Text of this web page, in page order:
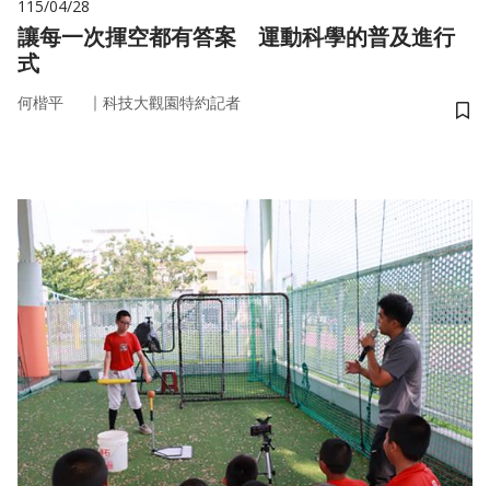
115/04/28
讓每一次揮空都有答案 運動科學的普及進行
式
何楷平 ｜ 科技大觀園特約記者
儲